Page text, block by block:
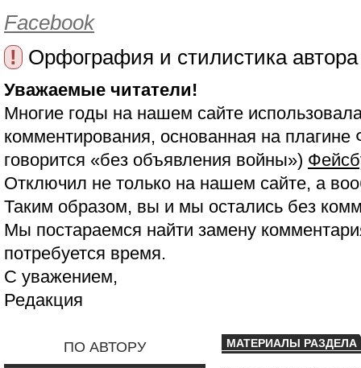
Facebook
!
Орфография и стилистика
Уважаемые читатели!
Многие годы на нашем сайте
комментирования, основанная на
говорится «без объявления войны»)
Отключил не только на нашем сайте, а
Таким образом, вы и мы остались без
Мы постараемся найти замену
потребуется время.
С уважением,
Редакция
ПО АВТОРУ МАТЕРИАЛЫ РАЗДЕЛА